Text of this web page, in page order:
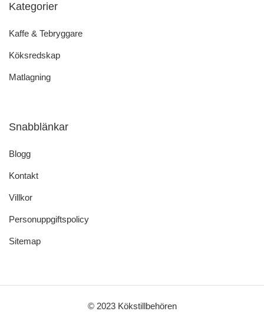
Kategorier
Kaffe & Tebryggare
Köksredskap
Matlagning
Snabblänkar
Blogg
Kontakt
Villkor
Personuppgiftspolicy
Sitemap
© 2023 Kökstillbehören